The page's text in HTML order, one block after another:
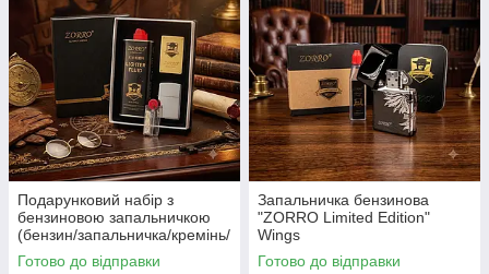
Подарунковий набір з
бензиновою запальничкою
(бензин/запальничка/кремінь/
фітіль) Zorro
Готово до відправки
Запальничка бензинова
"ZORRO Limited Edition"
Wings
Готово до відправки